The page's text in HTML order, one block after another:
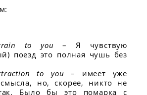
to you– Я чувствую
поезд это полная чушь без
to you – имеет уже
но, скорее, никто не
Было бы это помарка с